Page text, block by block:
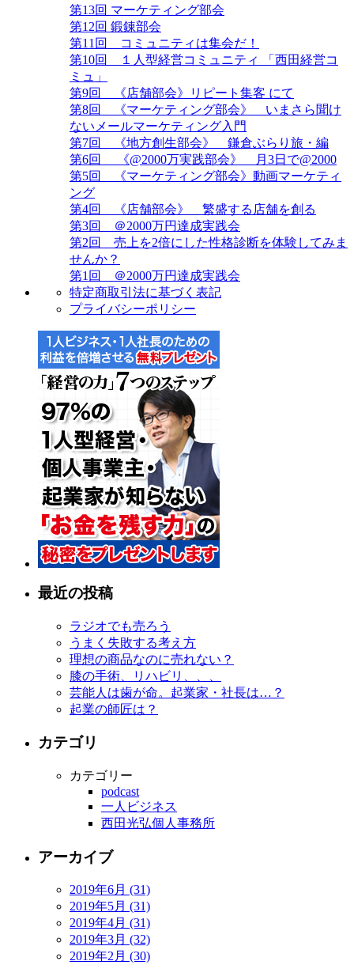
第13回 マーケティング部会
第12回 鍛錬部会
第11回 コミュニティは集会だ！
第10回 １人型経営コミュニティ 「西田経営コ
ミュ」
第9回 《店舗部会》リピート集客 にて
第8回 《マーケティング部会》 いまさら聞け
ないメールマーケティング入門
第7回 《地方創生部会》 鎌倉ぶらり旅・編
第6回 《@2000万実践部会》 月3日で@2000
第5回 《マーケティング部会》動画マーケティ
ング
第4回 《店舗部会》 繁盛する店舗を創る
第3回 ＠2000万円達成実践会
第2回 売上を2倍にした性格診断を体験してみま
せんか？
第1回 ＠2000万円達成実践会
特定商取引法に基づく表記
プライバシーポリシー
最近の投稿
ラジオでも売ろう
うまく失敗する考え方
理想の商品なのに売れない？
膝の手術、リハビリ、、、
芸能人は歯が命。起業家・社長は…？
起業の師匠は？
カテゴリ
カテゴリー
podcast
一人ビジネス
西田光弘個人事務所
アーカイブ
2019年6月 (31)
2019年5月 (31)
2019年4月 (31)
2019年3月 (32)
2019年2月 (30)